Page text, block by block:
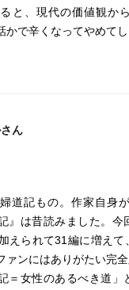
と、現代の価値観か
かで辛くなってやめてし
ん
道記もの。作家自身
は昔読みました。今
えられて31編に増えて
ァンにはありがたい完全
＝女性のあるべき道」